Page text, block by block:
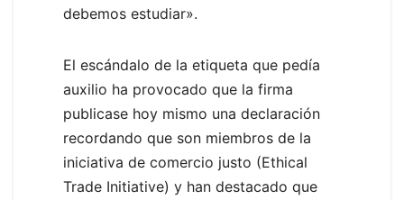
debemos estudiar».
El escándalo de la etiqueta que pedía
auxilio ha provocado que la firma
publicase hoy mismo una declaración
recordando que son miembros de la
iniciativa de comercio justo (Ethical
Trade Initiative) y han destacado que